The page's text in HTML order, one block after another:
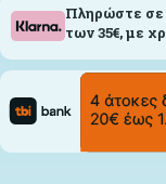
Πληρώστε σε
των 35€, με